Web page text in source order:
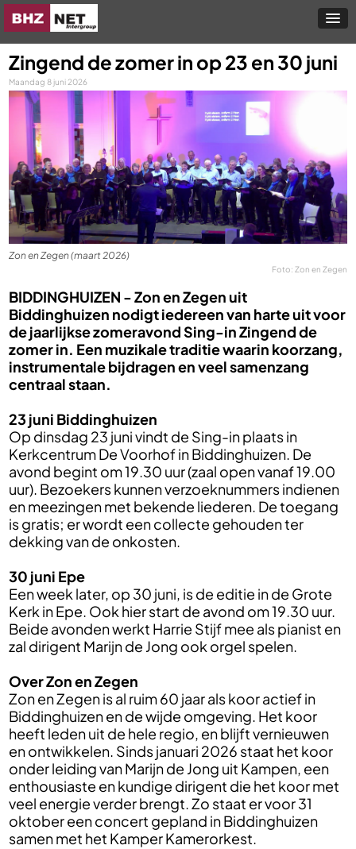
Zingend de zomer in op 23 en 30 juni
Maandag 8 juni 2026
Zon en Zegen (maart 2026)
Foto: Zon en Zegen
BIDDINGHUIZEN -Zon en Zegen uit
Biddinghuizen nodigt iedereen van harte uit voor
de jaarlijkse zomeravond Sing-in Zingend de
zomer in. Een muzikale traditie waarin koorzang,
instrumentale bijdragen en veel samenzang
centraal staan.
23 juni Biddinghuizen
Op dinsdag 23 juni vindt de Sing-in plaats in
Kerkcentrum De Voorhof in Biddinghuizen. De
avond begint om 19.30 uur (zaal open vanaf 19.00
uur). Bezoekers kunnen verzoeknummers indienen
en meezingen met bekende liederen. De toegang
is gratis; er wordt een collecte gehouden ter
dekking van de onkosten.
30 juni Epe
Een week later, op 30 juni, is de editie in de Grote
Kerk in Epe. Ook hier start de avond om 19.30 uur.
Beide avonden werkt Harrie Stijf mee als pianist en
zal dirigent Marijn de Jong ook orgel spelen.
Over Zon en Zegen
Zon en Zegen is al ruim 60 jaar als koor actief in
Biddinghuizen en de wijde omgeving. Het koor
heeft leden uit de hele regio, en blijft vernieuwen
en ontwikkelen. Sinds januari 2026 staat het koor
onder leiding van Marijn de Jong uit Kampen, een
enthousiaste en kundige dirigent die het koor met
veel energie verder brengt. Zo staat er voor 31
oktober een concert gepland in Biddinghuizen
samen met het Kamper Kamerorkest.